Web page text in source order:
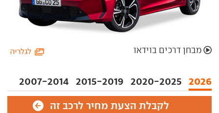
2026
2020-2025
2015-2019
2007-2014
לגלריה מבחן דרכים בוידאו
לקבלת הצעת מחיר לרכב זה